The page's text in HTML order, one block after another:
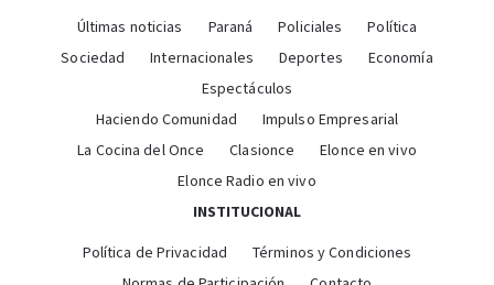
Últimas noticias Paraná Policiales
Política
Sociedad
Internacionales Deportes
Economía
Espectáculos
Haciendo Comunidad
Impulso Empresarial
La Cocina del Once
Clasionce
Elonce en vivo
Elonce Radio en vivo
INSTITUCIONAL
Política de Privacidad
Términos y Condiciones